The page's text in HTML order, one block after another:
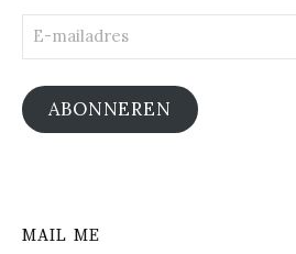
mailadres
ABONNEREN
MAIL ME